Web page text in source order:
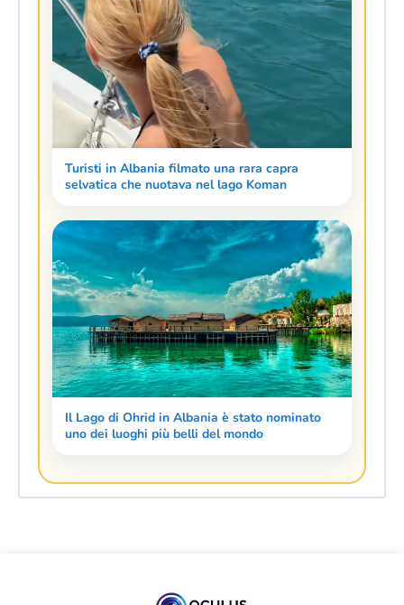
Turisti in Albania filmato una rara capra
selvatica che nuotava nel lago Koman
Il Lago di Ohrid in Albania è stato nominato
uno dei luoghi più belli del mondo